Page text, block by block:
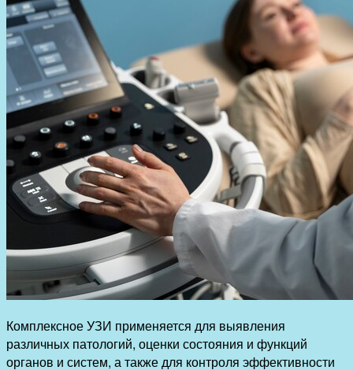
Комплексное УЗИ применяется для выявления
различных патологий, оценки состояния и функций
органов и систем, а также для контроля эффективности